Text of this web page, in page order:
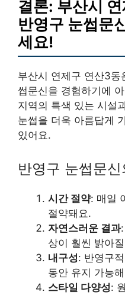
결론: 부산시
반영구 눈썹문
세요!
부산시 연제구 연산3동
썹문신을 경험하기에
지역의 특색 있는 시설
눈썹을 더욱 아름답게
있어요.
반영구 눈썹문
시간 절약: 매일
절약돼요.
자연스러운 결과
상이 훨씬 밝아
내구성: 반영구
동안 유지 가능
스타일 다양성: